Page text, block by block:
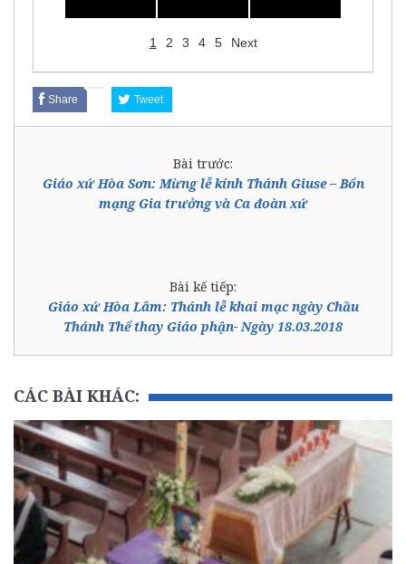
1 2 3 4 5 Next
Share Tweet
Bài trước:
Giáo xứ Hòa Sơn: Mừng lễ kính Thánh Giuse – Bổn
mạng Gia trưởng và Ca đoàn xứ
Bài kế tiếp:
Giáo xứ Hòa Lâm: Thánh lễ khai mạc ngày Chầu
Thánh Thể thay Giáo phận- Ngày 18.03.2018
CÁC BÀI KHÁC: